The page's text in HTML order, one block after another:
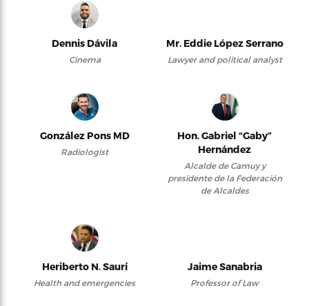
Dennis Dávila
Cinema
Mr. Eddie López Serrano
Lawyer and political analyst
González Pons MD
Radiologist
Hon. Gabriel “Gaby”
Hernández
Alcalde de Camuy y
presidente de la Federación
de Alcaldes
Heriberto N. Saurí
Health and emergencies
Jaime Sanabria
Professor of Law